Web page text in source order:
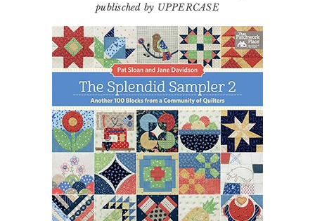
publisched by UPPERCASE